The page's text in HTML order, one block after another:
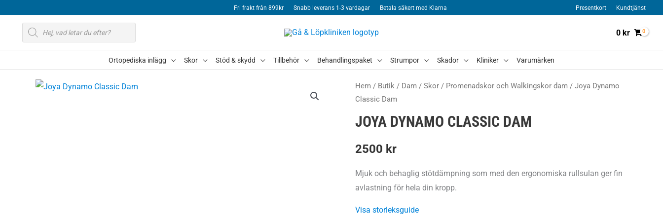
Fri frakt från 899kr Snabb leverans 1-3 vardagar Betala säkert med Klarna Presentkort Kundtjänst
Produktsökning
0 kr
Ortopediska inlägg Skor Stöd & skydd Tillbehör Behandlingspaket Strumpor Skador Kliniker Varumärken
Hem / Butik / Dam / Skor / Promenadskor och Walkingskor dam / Joya Dynamo
Classic Dam
JOYA DYNAMO CLASSIC DAM
2500 kr
Mjuk och behaglig stötdämpning som med den ergonomiska rullsulan ger fin
avlastning för hela din kropp.
Visa storleksguide